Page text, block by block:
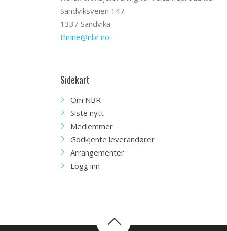
Sandviksveien 147
1337 Sandvika
thrine@nbr.no
Sidekart
Om NBR
Siste nytt
Medlemmer
Godkjente leverandører
Arrangementer
Logg inn